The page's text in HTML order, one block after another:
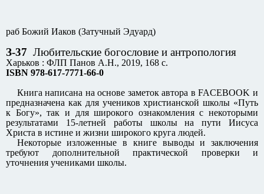
раб Божий Иаков (Затучный Эдуард)
З-37 Любительские богословие и антропология
Харьков : ФЛП Панов А.Н., 2019, 168 с.
ISBN 978-617-7771-66-0
Книга написана на основе заметок автора в FACEBOOK и
предназначена как для учеников христианской школы «Путь
к Богу», так и для широкого ознакомления с некоторыми
результатами 15-летней работы школы на пути Иисуса
Христа в истине и жизни широкого круга людей.
Некоторые изложенные в книге выводы и заключения
требуют дополнительной практической проверки и
уточнения учениками школы.